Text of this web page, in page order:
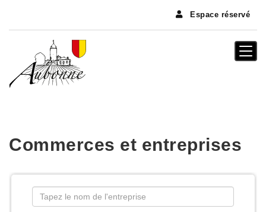
Espace réservé
Commerces et entreprises